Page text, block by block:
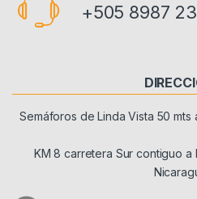
+505 8987
Semáforos de Linda Vista 50 mts
KM 8 carretera Sur contiguo a